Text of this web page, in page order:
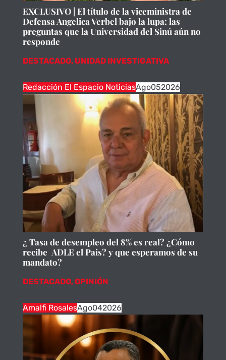
EXCLUSIVO | El título de la viceministra de
Defensa Angelica Verbel bajo la lupa: las
preguntas que la Universidad del Sinú aún no
responde
DESTACADO, UNIDAD INVESTIGATIVA
Redacción El Espacio NoticiasAgo052026
¿ Tasa de desempleo del 8% es real? ¿Cómo
recibe ADLE el Pais? y que esperamos de su
mandato?
DESTACADO,OPINIÓN
Amalfi RosalesAgo042026